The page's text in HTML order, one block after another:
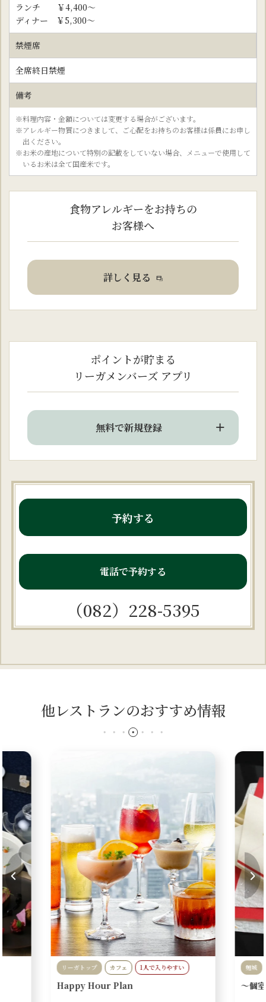
ランチ ￥4,400～
ディナー ￥5,300～
禁煙席
全席終日禁煙
備考
※料理内容・金額については変更する場合がございます。
※アレルギー物質につきまして、ご心配をお持ちのお客様は係員にお申し
出ください。
※お米の産地について特別の記載をしていない場合、メニューで使用して
いるお米は全て国産米です。
食物アレルギーをお持ちの
お客様へ
詳しく見る
ポイントが貯まる
リーガメンバーズ アプリ
無料で新規登録
予約する
電話で予約する
（082）228-5395
他レストランのおすすめ情報
リーガトップ カフェ
1人で入りやすい
カップル
絶景
Happy Hour Plan
鯉城
お子様
～個